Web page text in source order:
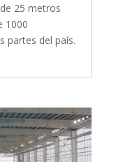
25 metros
1000
partes del país.